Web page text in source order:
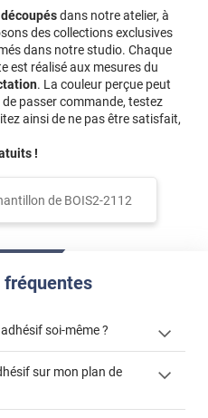
dans notre atelier, à
des collections exclusives
dans notre studio. Chaque
est réalisé aux mesures du
. La couleur perçue peut
passer commande, testez
ainsi de ne pas être satisfait,
!
de BOIS2-2112
fréquentes
soi-même ?
revêtement adhésif ? »
sur mon plan de